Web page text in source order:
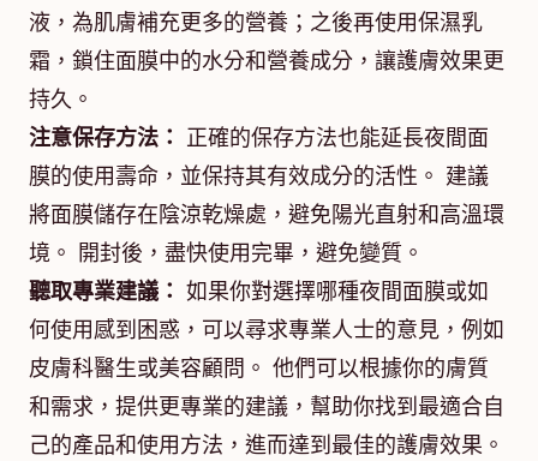
液，為肌膚補充更多的營養；之後再使用保濕乳
霜，鎖住面膜中的水分和營養成分，讓護膚效果更
持久。
注意保存方法： 正確的保存方法也能延長夜間面
膜的使用壽命，並保持其有效成分的活性。 建議
將面膜儲存在陰涼乾燥處，避免陽光直射和高溫環
境。 開封後，盡快使用完畢，避免變質。
聽取專業建議： 如果你對選擇哪種夜間面膜或如
何使用感到困惑，可以尋求專業人士的意見，例如
皮膚科醫生或美容顧問。 他們可以根據你的膚質
和需求，提供更專業的建議，幫助你找到最適合自
己的產品和使用方法，進而達到最佳的護膚效果。